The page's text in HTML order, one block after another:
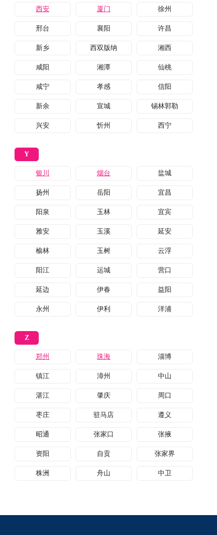
西安 厦门 徐州
邢台 襄阳 许昌
新乡 西双版纳 湘西
咸阳 湘潭 仙桃
咸宁 孝感 信阳
新余 宣城 锡林郭勒
兴安 忻州 西宁
Y
银川 烟台 盐城
扬州 岳阳 宜昌
阳泉 玉林 宜宾
雅安 玉溪 延安
榆林 玉树 云浮
阳江 运城 营口
延边 伊春 益阳
永州 伊利 洋浦
Z
郑州 珠海 淄博
镇江 漳州 中山
湛江 肇庆 周口
枣庄 驻马店 遵义
昭通 张家口 张掖
资阳 自贡 张家界
株洲 舟山 中卫